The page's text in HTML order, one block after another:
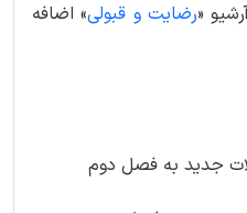
«رضایت و قبولی» اضافه